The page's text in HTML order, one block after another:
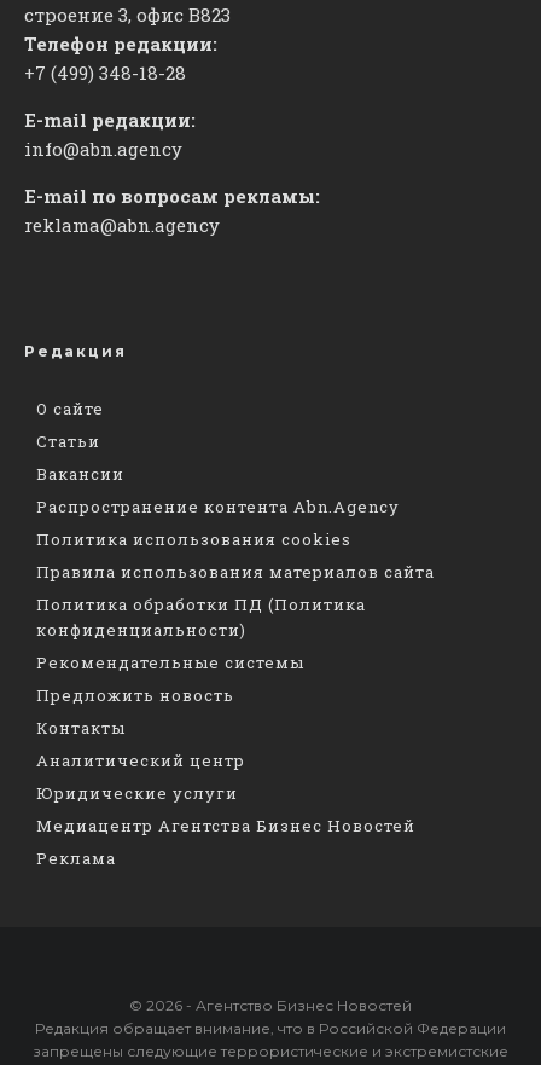
строение 3, офис ​В823
Телефон редакции:
+7 (499) 348-18-28
E-mail редакции:
info@abn.agency
E-mail по вопросам рекламы:
reklama@abn.agency
Редакция
О сайте
Статьи
Вакансии
Распространение контента Abn.Agency
Политика использования cookies
Правила использования материалов сайта
Политика обработки ПД (Политика
конфиденциальности)
Рекомендательные системы
Предложить новость
Контакты
Аналитический центр
Юридические услуги
Медиацентр Агентства Бизнес Новостей
Реклама
© 2026 - Агентство Бизнес Новостей
Редакция обращает внимание, что в Российской Федерации
запрещены следующие террористические и экстремистские